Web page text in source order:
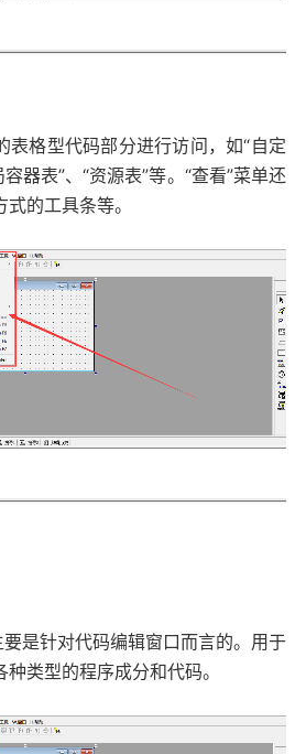
表格型代码部分进行访问，如“自定
器表”、“资源表”等。“查看”菜单还
的工具条等。
要是针对代码编辑窗口而言的。用于
类型的程序成分和代码。